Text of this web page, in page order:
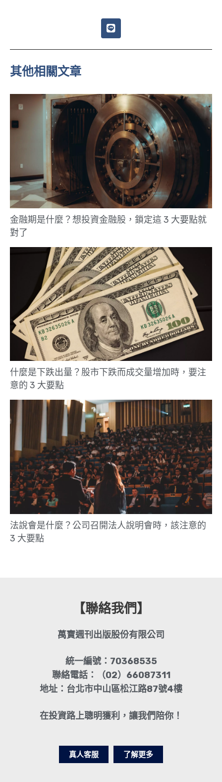
L
i
e
其他相關文章
金融期是什麼？想投資金融股，鎖定這 3 大要點就
對了
什麼是下跌出量？股市下跌而成交量增加時，要注
意的 3 大要點
法說會是什麼？公司召開法人說明會時，該注意的
3 大要點
【聯絡我們】
萬寶週刊出版股份有限公司
統一編號：70368535
聯絡電話：（02）66087311
地址：台北市中山區松江路87號4樓
在投資路上聰明獲利，讓我們陪你！
真人客服 了解更多